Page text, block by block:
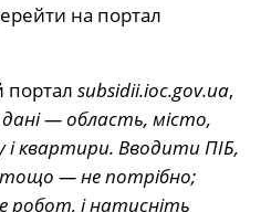
на портал
портал subsidii.ioc.gov.ua,
дані — область, місто,
і квартири. Вводити ПІБ,
— не потрібно;
робот, і натисніть